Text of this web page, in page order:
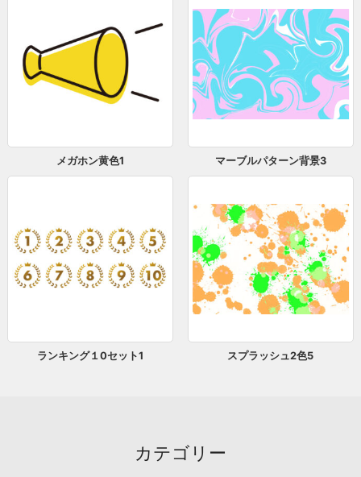
メガホン黄色1 マーブルパターン背景3
ランキング１0セット1 スプラッシュ2色5
カテゴリー